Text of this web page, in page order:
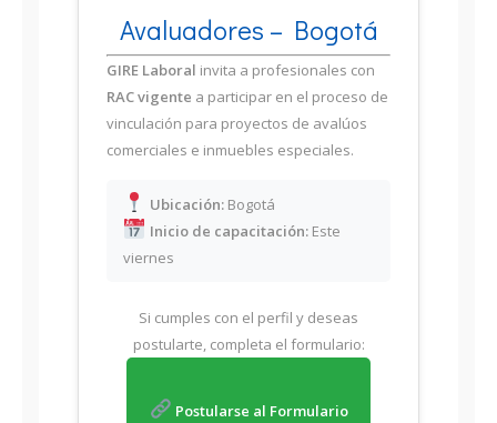
Avaluadores – Bogotá
GIRE Laboral invita a profesionales con
RAC vigente a participar en el proceso de
vinculación para proyectos de avalúos
comerciales e inmuebles especiales.
Ubicación:Bogotá
Inicio de capacitación:Este
viernes
Si cumples con el perfil y deseas
postularte, completa el formulario:
Postularse al Formulario